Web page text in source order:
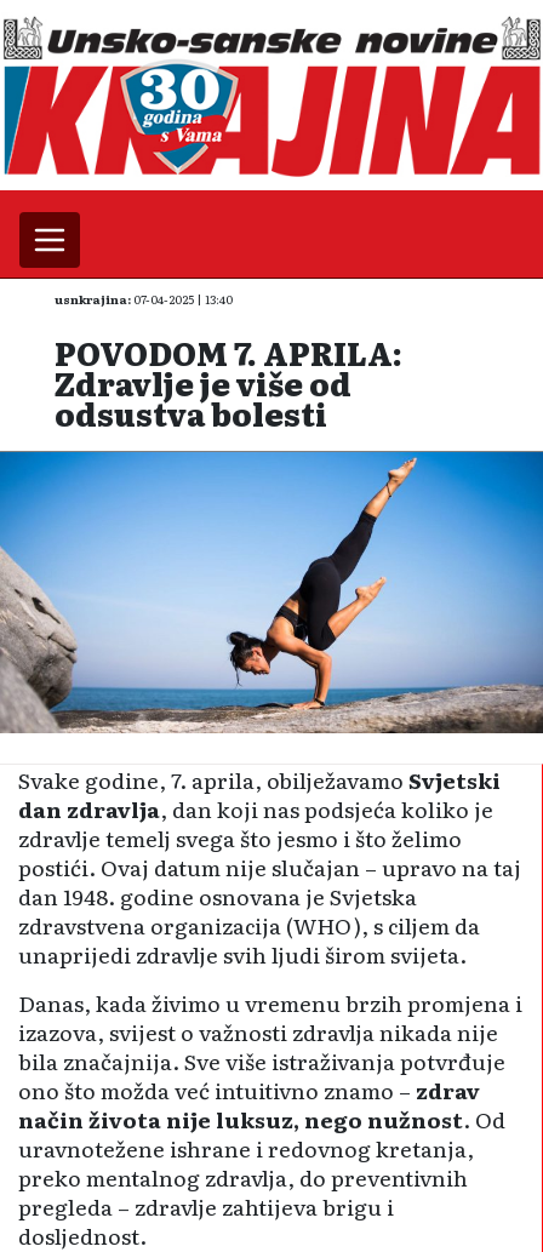
usnkrajina: 07-04-2025 | 13:40
POVODOM 7. APRILA:
Zdravlje je više od
odsustva bolesti
Svake godine, 7. aprila, obilježavamoSvjetski
dan zdravlja, dan koji nas podsjeća koliko je
zdravlje temelj svega što jesmo i što želimo
postići. Ovaj datum nije slučajan – upravo na taj
dan 1948. godine osnovana je Svjetska
zdravstvena organizacija (WHO), s ciljem da
unaprijedi zdravlje svih ljudi širom svijeta.
Danas, kada živimo u vremenu brzih promjena i
izazova, svijest o važnosti zdravlja nikada nije
bila značajnija. Sve više istraživanja potvrđuje
ono što možda već intuitivno znamo – zdrav
način života nije luksuz, nego nužnost. Od
uravnotežene ishrane i redovnog kretanja,
preko mentalnog zdravlja, do preventivnih
pregleda – zdravlje zahtijeva brigu i
dosljednost.